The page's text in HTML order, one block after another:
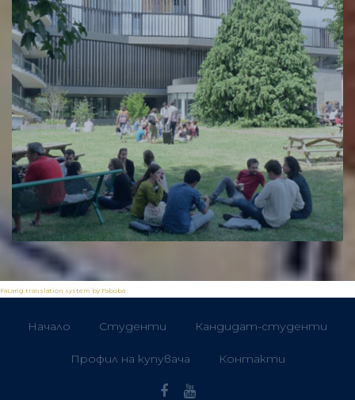
FaLang translation system by Faboba
Начало Студенти Кандидат-студенти
Профил на купувача Контакти